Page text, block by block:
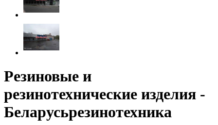
Резиновые и
резинотехнические изделия -
Беларусьрезинотехника